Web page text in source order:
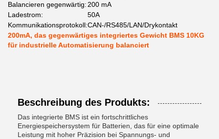
Balancieren gegenwärtig: 200 mA
Ladestrom:
50A
Kommunikationsprotokoll:CAN-/RS485/LAN/Drykontakt
200mA, das gegenwärtiges integriertes Gewicht BMS 10KG
für industrielle Automatisierung balanciert
Beschreibung des Produkts:
Das integrierte BMS ist ein fortschrittliches
Energiespeichersystem für Batterien, das für eine optimale
Leistung mit hoher Präzision bei Spannungs- und